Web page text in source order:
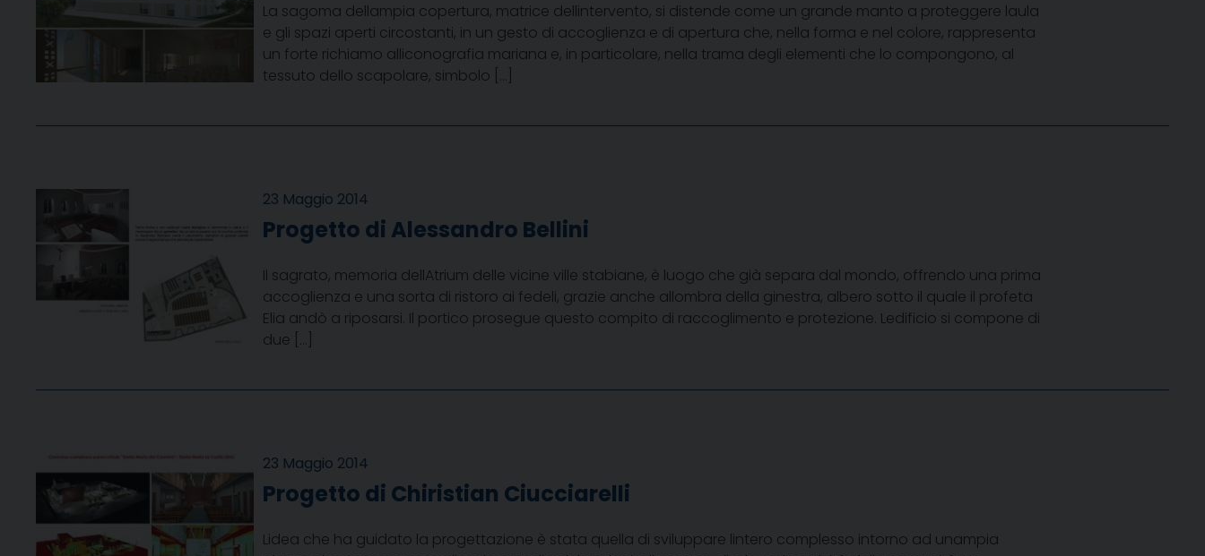
La sagoma dellampia copertura, matrice dellintervento, si distende come un grande manto a proteggere laula
e gli spazi aperti circostanti, in un gesto di accoglienza e di apertura che, nella forma e nel colore, rappresenta
un forte richiamo alliconografia mariana e, in particolare, nella trama degli elementi che lo compongono, al
tessuto dello scapolare, simbolo […]
23 Maggio 2014
Progetto di Alessandro Bellini
Il sagrato, memoria dellAtrium delle vicine ville stabiane, è luogo che già separa dal mondo, offrendo una prima
accoglienza e una sorta di ristoro ai fedeli, grazie anche allombra della ginestra, albero sotto il quale il profeta
Elia andò a riposarsi. Il portico prosegue questo compito di raccoglimento e protezione. Ledificio si compone di
due […]
23 Maggio 2014
Progetto di Chiristian Ciucciarelli
Lidea che ha guidato la progettazione è stata quella di sviluppare lintero complesso intorno ad unampia